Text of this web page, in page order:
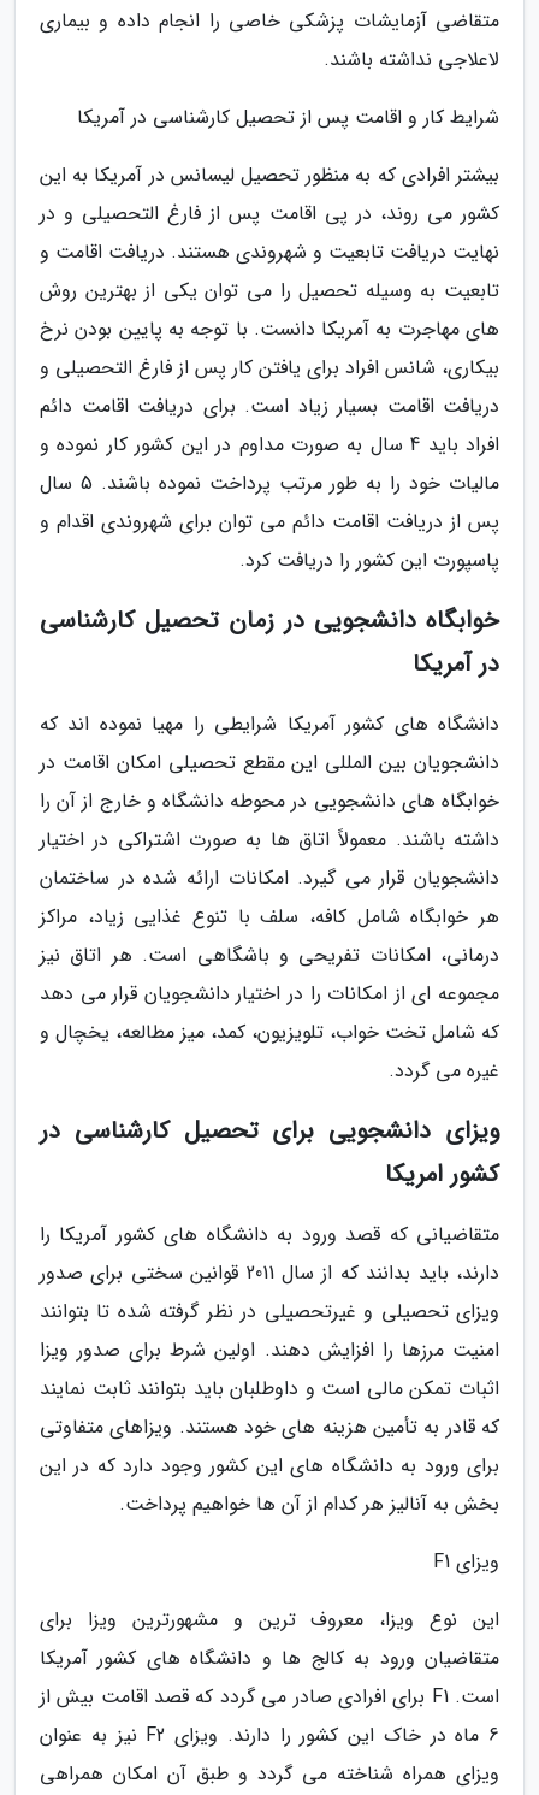
متقاضی آزمایشات پزشکی خاصی را انجام داده و بیماری
لاعلاجی نداشته باشند.
شرایط کار و اقامت پس از تحصیل کارشناسی در آمریکا
بیشتر افرادی که به منظور تحصیل لیسانس در آمریکا به این
کشور می روند، در پی اقامت پس از فارغ التحصیلی و در
نهایت دریافت تابعیت و شهروندی هستند. دریافت اقامت و
تابعیت به وسیله تحصیل را می توان یکی از بهترین روش
های مهاجرت به آمریکا دانست. با توجه به پایین بودن نرخ
بیکاری، شانس افراد برای یافتن کار پس از فارغ التحصیلی و
دریافت اقامت بسیار زیاد است. برای دریافت اقامت دائم
افراد باید 4 سال به صورت مداوم در این کشور کار نموده و
مالیات خود را به طور مرتب پرداخت نموده باشند. 5 سال
پس از دریافت اقامت دائم می توان برای شهروندی اقدام و
پاسپورت این کشور را دریافت کرد.
خوابگاه دانشجویی در زمان تحصیل کارشناسی
در آمریکا
دانشگاه های کشور آمریکا شرایطی را مهیا نموده اند که
دانشجویان بین المللی این مقطع تحصیلی امکان اقامت در
خوابگاه های دانشجویی در محوطه دانشگاه و خارج از آن را
داشته باشند. معمولاً اتاق ها به صورت اشتراکی در اختیار
دانشجویان قرار می گیرد. امکانات ارائه شده در ساختمان
هر خوابگاه شامل کافه، سلف با تنوع غذایی زیاد، مراکز
درمانی، امکانات تفریحی و باشگاهی است. هر اتاق نیز
مجموعه ای از امکانات را در اختیار دانشجویان قرار می دهد
که شامل تخت خواب، تلویزیون، کمد، میز مطالعه، یخچال و
غیره می گردد.
ویزای دانشجویی برای تحصیل کارشناسی در
کشور امریکا
متقاضیانی که قصد ورود به دانشگاه های کشور آمریکا را
دارند، باید بدانند که از سال 2011 قوانین سختی برای صدور
ویزای تحصیلی و غیرتحصیلی در نظر گرفته شده تا بتوانند
امنیت مرزها را افزایش دهند. اولین شرط برای صدور ویزا
اثبات تمکن مالی است و داوطلبان باید بتوانند ثابت نمایند
که قادر به تأمین هزینه های خود هستند. ویزاهای متفاوتی
برای ورود به دانشگاه های این کشور وجود دارد که در این
بخش به آنالیز هر کدام از آن ها خواهیم پرداخت.
ویزای F1
این نوع ویزا، معروف ترین و مشهورترین ویزا برای
متقاضیان ورود به کالج ها و دانشگاه های کشور آمریکا
است. F1 برای افرادی صادر می گردد که قصد اقامت بیش از
6 ماه در خاک این کشور را دارند. ویزای F2 نیز به عنوان
ویزای همراه شناخته می گردد و طبق آن امکان همراهی